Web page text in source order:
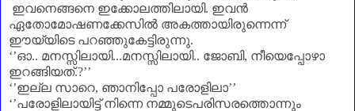
ഇവനെങ്ങനെ ഇക്കോലത്തിലായി. ഇവൻ
ഏതോമോഷണക്കേസിൽ അകത്തായിരുന്നെന്ന്
ഈയ്യിടെ പറഞ്ഞുകേട്ടിരുന്നു.
‘’ഓ.. മനസ്സിലായി...മനസ്സിലായി.. ജോബി, നീയെപ്പോഴാ
ഇറങ്ങിയത്.?’’
‘’ഇല്ല സാറെ, ഞാനിപ്പോ പരോളിലാ’’
‘’പരോളിലായിട്ട് നിന്നെ നമ്മുടെപരിസരത്തൊന്നും